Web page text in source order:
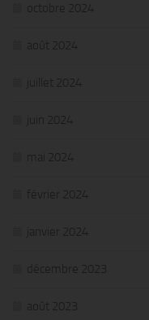
octobre 2024
août 2024
juillet 2024
juin 2024
mai 2024
février 2024
janvier 2024
décembre 2023
août 2023